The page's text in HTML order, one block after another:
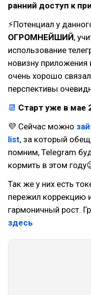
ранний доступ к
⚡Потенциал у
ОГРОМНЕЙШИЙ,
использование
новизну
очень хорошо
перспективы
📆 Старт уже в мае
💜 Сейчас можно
list, за который
помним, Telegram
кормить в этом
Так же у них есть
пережил коррекцию
гармоничный рост.
здесь